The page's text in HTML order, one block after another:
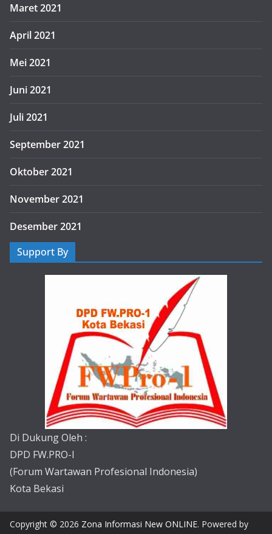
Maret 2021
April 2021
Mei 2021
Juni 2021
Juli 2021
September 2021
Oktober 2021
November 2021
Desember 2021
Support By
Di Dukung Oleh :
DPD FW.PRO-I
(Forum Wartawan Profesional Indonesia)
Kota Bekasi
Copyright © 2026 Zona Informasi New ONLINE. Powered by